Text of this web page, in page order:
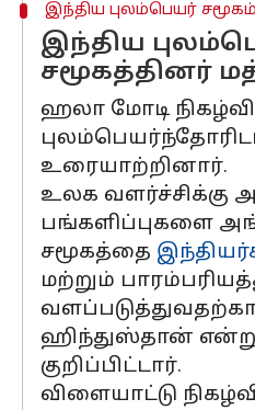
இந்திய புலம்பெயர் சமூகம்
இந்திய
சமூகத்தினர்
ஹலா மோடி
உரையாற்றினார்.
உலக வளர்ச்சிக்கு
பங்களிப்புகளை
சமூகத்தை
மற்றும்
ஹிந்துஸ்தான்
குறிப்பிட்டார்.
விளையாட்டு